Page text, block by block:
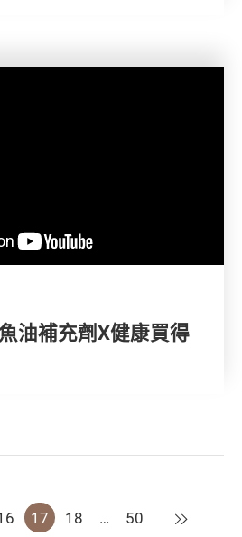
魚油補充劑X健康買得
17 18 … 50 下一頁